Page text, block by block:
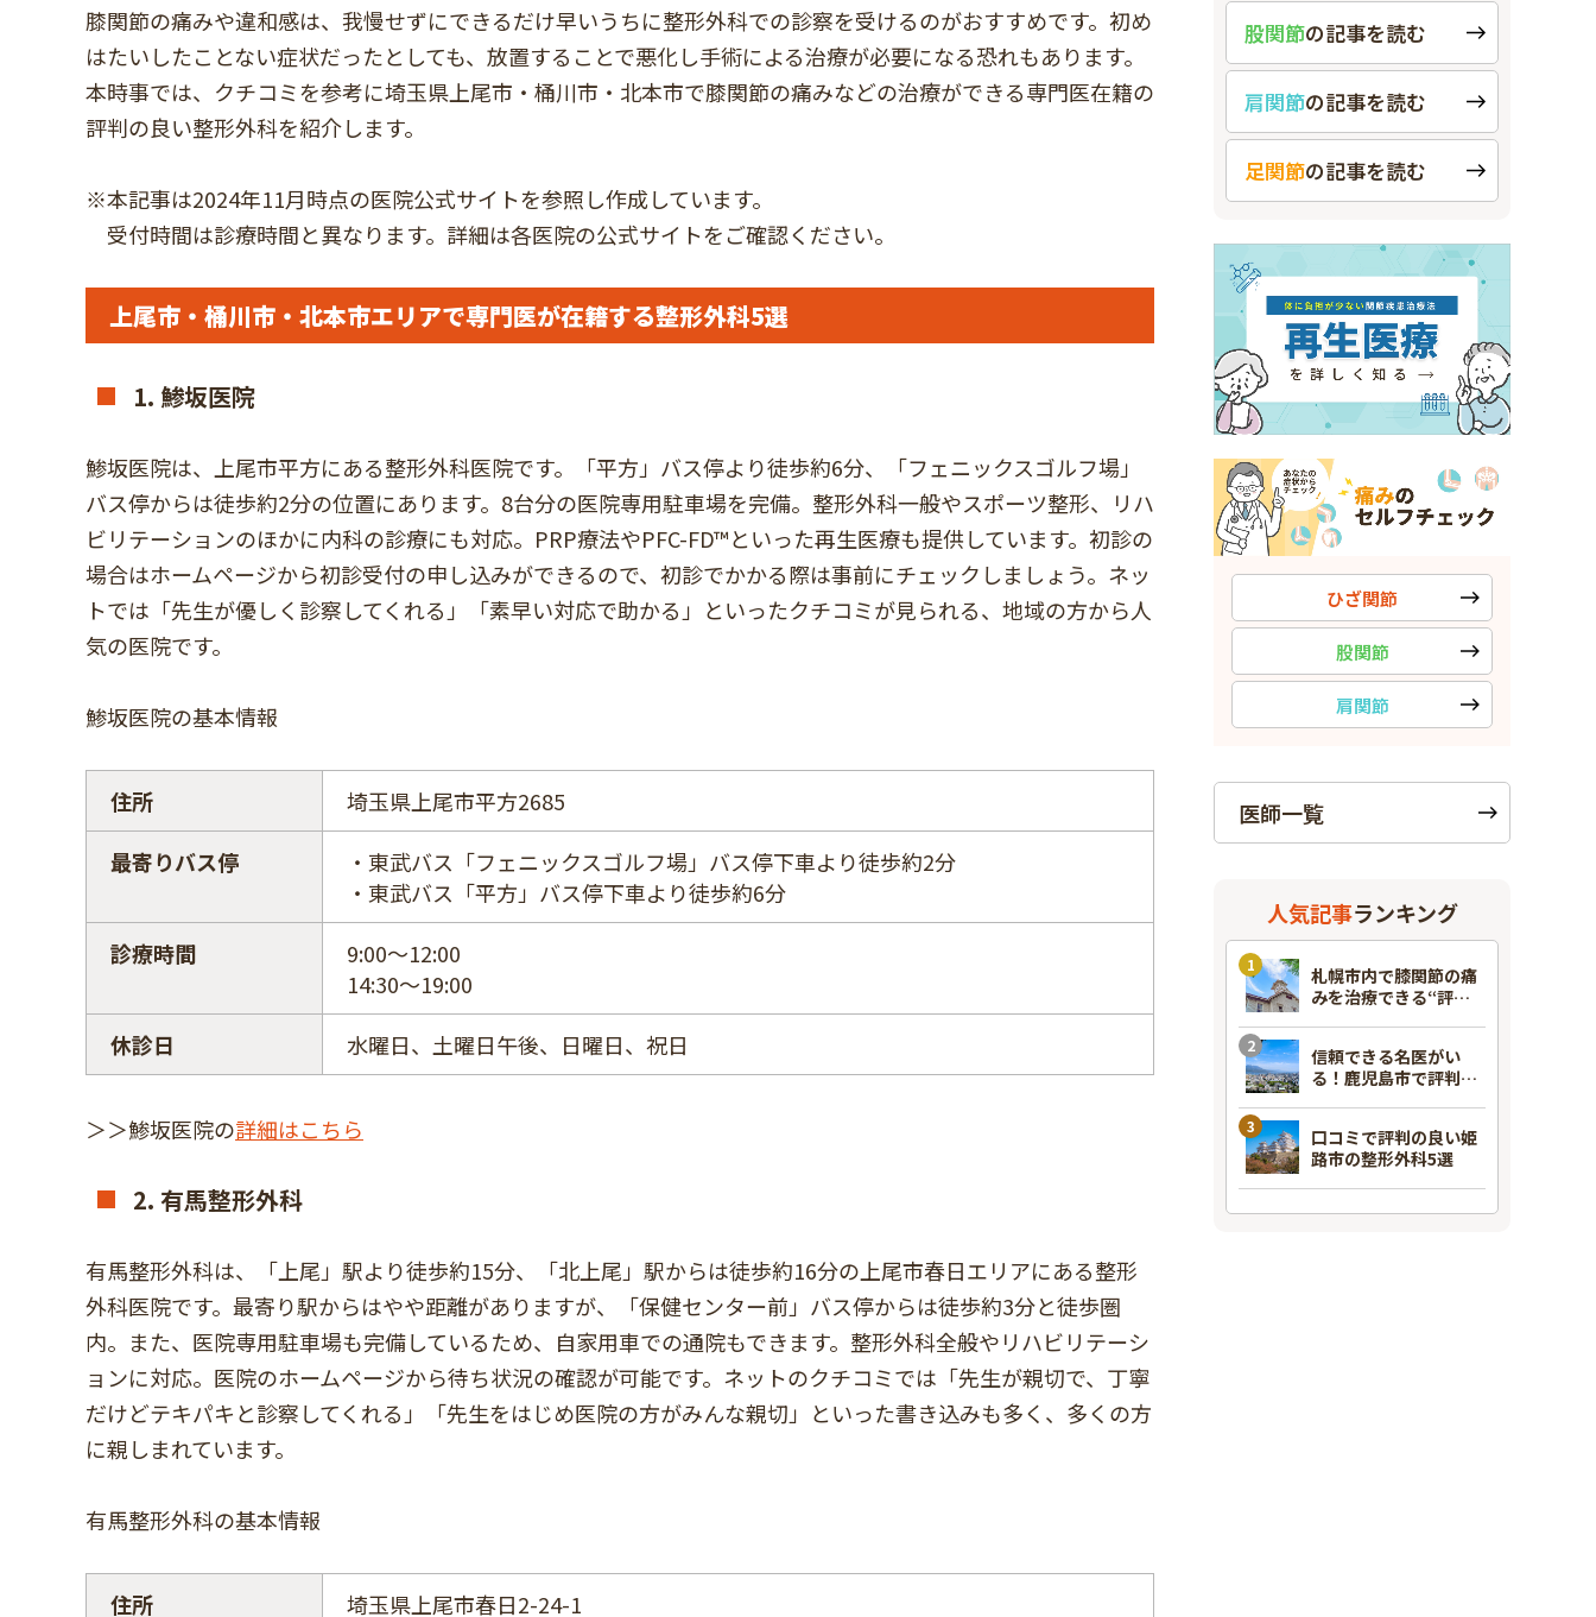
膝関節の痛みや違和感は、我慢せずにできるだけ早いうちに整形外科での診察を受けるのがおすすめです。初め
はたいしたことない症状だったとしても、放置することで悪化し手術による治療が必要になる恐れもあります。
本時事では、クチコミを参考に埼玉県上尾市・桶川市・北本市で膝関節の痛みなどの治療ができる専門医在籍の
評判の良い整形外科を紹介します。
※本記事は2024年11月時点の医院公式サイトを参照し作成しています。
受付時間は診療時間と異なります。詳細は各医院の公式サイトをご確認ください。
上尾市・桶川市・北本市エリアで専門医が在籍する整形外科5選
1. 鯵坂医院
鯵坂医院は、上尾市平方にある整形外科医院です。「平方」バス停より徒歩約6分、「フェニックスゴルフ場」
バス停からは徒歩約2分の位置にあります。8台分の医院専用駐車場を完備。整形外科一般やスポーツ整形、リハ
ビリテーションのほかに内科の診療にも対応。PRP療法やPFC-FD™といった再生医療も提供しています。初診の
場合はホームページから初診受付の申し込みができるので、初診でかかる際は事前にチェックしましょう。ネッ
トでは「先生が優しく診察してくれる」「素早い対応で助かる」といったクチコミが見られる、地域の方から人
気の医院です。
鯵坂医院の基本情報
住所
埼玉県上尾市平方2685
最寄りバス停
・東武バス「フェニックスゴルフ場」バス停下車より徒歩約2分
・東武バス「平方」バス停下車より徒歩約6分
診療時間
9:00～12:00
14:30～19:00
休診日
水曜日、土曜日午後、日曜日、祝日
＞＞鯵坂医院の詳細はこちら
2. 有馬整形外科
有馬整形外科は、「上尾」駅より徒歩約15分、「北上尾」駅からは徒歩約16分の上尾市春日エリアにある整形
外科医院です。最寄り駅からはやや距離がありますが、「保健センター前」バス停からは徒歩約3分と徒歩圏
内。また、医院専用駐車場も完備しているため、自家用車での通院もできます。整形外科全般やリハビリテーシ
ョンに対応。医院のホームページから待ち状況の確認が可能です。ネットのクチコミでは「先生が親切で、丁寧
だけどテキパキと診察してくれる」「先生をはじめ医院の方がみんな親切」といった書き込みも多く、多くの方
に親しまれています。
有馬整形外科の基本情報
住所
埼玉県上尾市春日2-24-1
股関節の記事を読む
肩関節の記事を読む
足関節の記事を読む
ひざ関節
股関節
肩関節
医師一覧
人気記事ランキング
札幌市内で膝関節の痛
みを治療できる“評判
信頼できる名医がい
る！鹿児島市で評判の
口コミで評判の良い姫
路市の整形外科5選